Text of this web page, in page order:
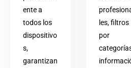
ente a
todos los
dispositivo
s,
garantizan
les, filtros
por